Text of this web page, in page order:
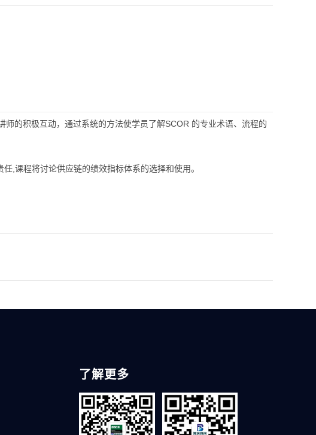
的积极互动，通过系统的方法使学员了解SCOR 的专业术语、流程的
,课程将讨论供应链的绩效指标体系的选择和使用。
了解更多